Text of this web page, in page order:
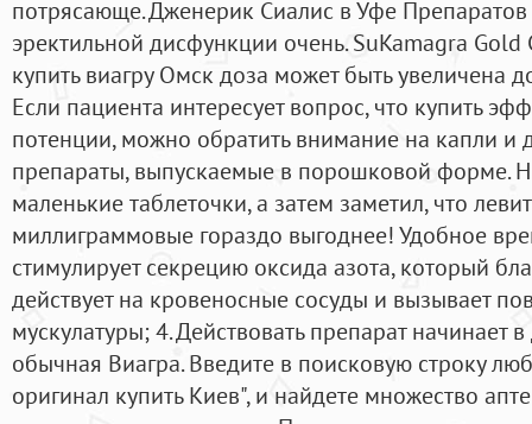
потрясающе. Дженерик Сиалис в Уфе
эректильной дисфункции очень. SuKamagra
купить виагру Омск доза может быть увеличена
Если пациента интересует вопрос, что купить
потенции, можно обратить внимание на капли и
препараты, выпускаемые в порошковой форме.
маленькие таблеточки, а затем заметил, что
миллиграммовые гораздо выгоднее! Удобное
стимулирует секрецию оксида азота, который
действует на кровеносные сосуды и вызывает
мускулатуры; 4. Действовать препарат начинает
обычная Виагра. Введите в поисковую строку
оригинал купить Киев", и найдете множество